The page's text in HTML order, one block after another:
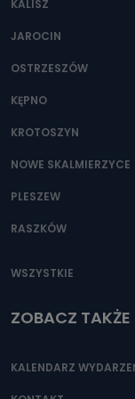
Można to zrobić
KALISZ
JAROCIN
OSTRZESZÓW
KĘPNO
KROTOSZYN
NOWE SKALMIERZYCE
PLESZEW
RASZKÓW
WSZYSTKIE
ZOBACZ TAKŻE
KALENDARZ